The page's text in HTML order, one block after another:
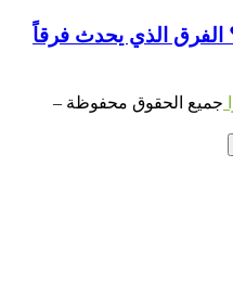
الفرق الذي يحدث فرقاً
جميع الحقوق محفوظة –